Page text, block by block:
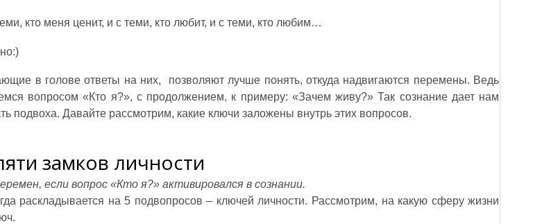
кто меня ценит, и с теми, кто любит, и с теми, кто любим…
в голове ответы на них, позволяют лучше понять, откуда надвигаются перемены. Ведь
вопросом «Кто я?», с продолжением, к примеру: «Зачем живу?» Так сознание дает нам
подвоха. Давайте рассмотрим, какие ключи заложены внутрь этих вопросов.
замков личности
если вопрос «Кто я?» активировался в сознании.
раскладывается на 5 подвопросов – ключей личности. Рассмотрим, на какую сферу жизни